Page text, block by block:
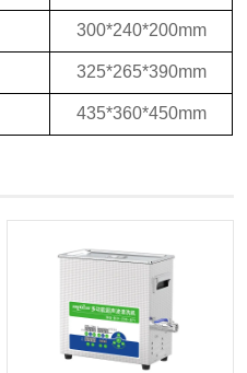
300*240*200mm
325*265*390mm
435*360*450mm